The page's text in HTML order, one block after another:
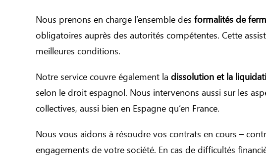
Nous prenons en charge l’ensemble des formalités de
obligatoires auprès des autorités compétentes. Cette
meilleures conditions.
Notre service couvre également la dissolution et la
selon le droit espagnol. Nous intervenons aussi sur les
collectives, aussi bien en Espagne qu’en France.
Nous vous aidons à résoudre vos contrats en cours –
engagements de votre société. En cas de difficultés